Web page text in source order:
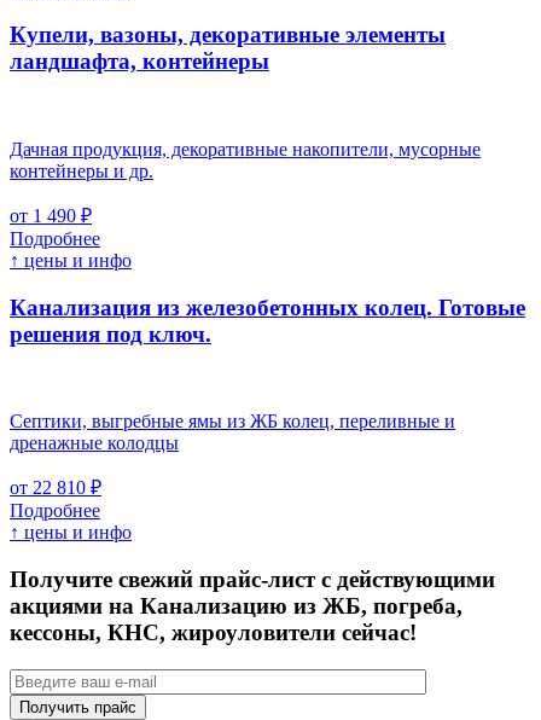
Купели, вазоны, декоративные элементы
ландшафта, контейнеры
Дачная продукция, декоративные накопители, мусорные
контейнеры и др.
от 1 490 ₽
Подробнее
↑ цены и инфо
Канализация из железобетонных колец. Готовые
решения под ключ.
Септики, выгребные ямы из ЖБ колец, переливные и
дренажные колодцы
от 22 810 ₽
Подробнее
↑ цены и инфо
Получите свежий прайс-лист с действующими
акциями на Канализацию из ЖБ, погреба,
кессоны, КНС, жироуловители сейчас!